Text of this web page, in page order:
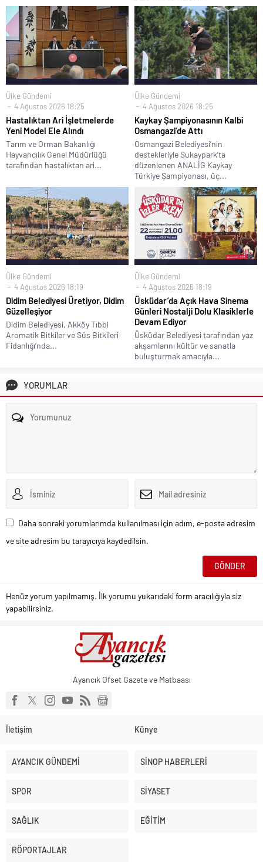
Ülke Gündemi
4 Ağustos 2026 18:25
Hastalıktan Ari İşletmelerde
Yeni Model Ele Alındı
Tarım ve Orman Bakanlığı
Hayvancılık Genel Müdürlüğü
tarafından hastalıktan ari...
Ülke Gündemi
4 Ağustos 2026 18:25
Kaykay Şampiyonasının Kalbi
Osmangazi’de Attı
Osmangazi Belediyesi’nin
destekleriyle Sukaypark’ta
düzenlenen ANALİG Kaykay
Türkiye Şampiyonası, üç...
Ülke Gündemi
4 Ağustos 2026 18:19
Didim Belediyesi Üretiyor, Didim
Güzelleşiyor
Didim Belediyesi, Akköy Tıbbi
Aromatik Bitkiler ve Süs Bitkileri
Fidanlığı’nda...
Ülke Gündemi
4 Ağustos 2026 18:19
Üsküdar’da Açık Hava Sinema
Günleri Nostalji Dolu Klasiklerle
Devam Ediyor
Üsküdar Belediyesi tarafından yaz
akşamlarını kültür ve sanatla
buluşturmak amacıyla...
YORUMLAR
Daha sonraki yorumlarımda kullanılması için adım, e-posta adresim
ve site adresim bu tarayıcıya kaydedilsin.
Henüz yorum yapılmamış. İlk yorumu yukarıdaki form aracılığıyla siz
yapabilirsiniz.
Ayancık Ofset Gazete ve Matbaası
İletişim Künye
AYANCIK GÜNDEMİ SİNOP HABERLERİ
SPOR SİYASET
SAĞLIK EĞİTİM
RÖPORTAJLAR